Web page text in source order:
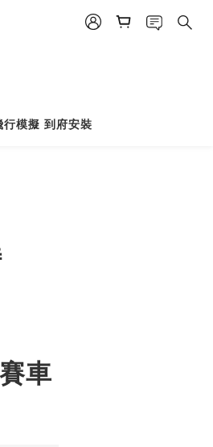
模擬 到府安裝
車